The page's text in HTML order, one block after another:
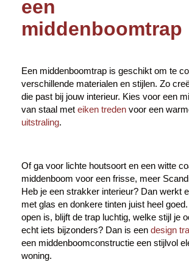
een
middenboomtrap
Een middenboomtrap is geschikt om te
verschillende materialen en stijlen. Zo
die past bij jouw interieur. Kies voor een
van staal met eiken treden voor een
uitstraling.
Of ga voor lichte houtsoort en een witte
middenboom voor een frisse, meer
Heb je een strakker interieur? Dan werkt
met glas en donkere tinten juist heel
open is, blijft de trap luchtig, welke stijl je
echt iets bijzonders? Dan is een design
een middenboomconstructie een stijlvol
woning.